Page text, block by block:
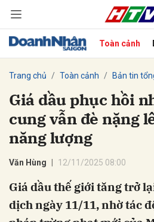
Toàn cảnh
Trang chủ Toàn cảnh Bản tin
Giá dầu phục hồi
cung vẫn đè nặng
năng lượng
Văn Hùng 12/11/2025 08:00
Giá dầu thế giới tăng trở
dịch ngày 11/11, nhờ tác